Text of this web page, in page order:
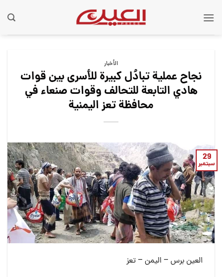
الأخبار
نجاح عملية تبادُل كبيرة للأسرى بين قوات
هادي التابعة للتحالف وقوات صنعاء في
محافظة تعز اليمنية
29
سبتمبر
العين برس – اليمن – تعز